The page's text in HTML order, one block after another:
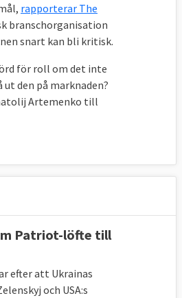
rapporterar The
branschorganisation
snart kan bli kritisk.
för roll om det inte
den på marknaden?
Artemenko till
Patriot-löfte till
efter att Ukrainas
och USA:s